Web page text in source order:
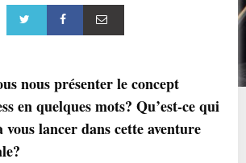
nous présenter le concept
en quelques mots? Qu’est-ce qui
vous lancer dans cette aventure